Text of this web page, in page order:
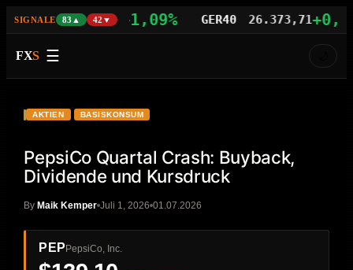
SIGNALE 83▲ 42▼
29.742,21+1,09% GER40 26.373,71+0,77%
FXS ☰
PEP
AKTIEN BASISKONSUM
PepsiCo Quartal Crash: Buyback,
Dividende und Kursdruck
ByMaik Kemper Juli 1, 2026 01.07.2026
PEP PepsiCo, Inc.